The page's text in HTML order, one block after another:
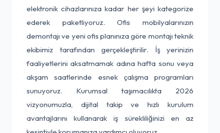
elektronik cihazlarınıza kadar her şeyi kategorize
ederek paketliyoruz. Ofis mobilyalarınızın
demontajı ve yeni ofis planınıza göre montajı teknik
ekibimiz tarafından gerçekleştirilir. İş yerinizin
faaliyetlerini aksatmamak adına hafta sonu veya
akşam saatlerinde esnek çalışma programları
sunuyoruz. Kurumsal taşımacılıkta 2026
vizyonumuzla, dijital takip ve hızlı kurulum
avantajlarını kullanarak iş sürekliliğinizi en az